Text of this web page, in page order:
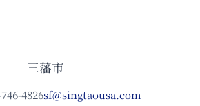
三藩市
4826sf@singtaousa.com